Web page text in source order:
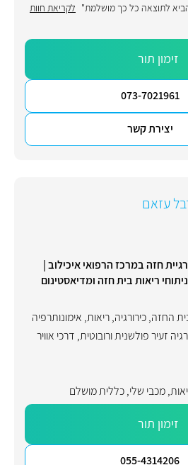
לתוצאה כל כך מושלמת" לקריאת חוות
זימון תור
073-7021961
יצירת קשר
עזאם
חזה במרכז הרפואי איכילוב |
ריאות בית חזה ומדיאסטינום
החזה,כירורגיה,ריאות, אימונותרפיה
זעיר פולשנית ורובוטית, דרכי אוויר
,מכבי שלי,כללית מושלם
זימון תור
055-4314206